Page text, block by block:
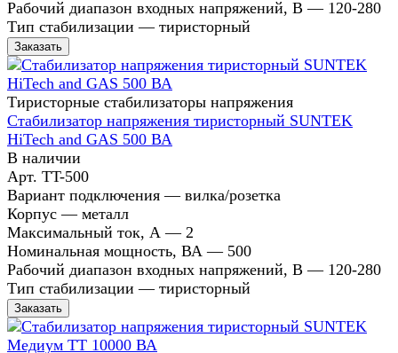
Рабочий диапазон входных напряжений, В— 120-280
Тип стабилизации— тиристорный
Заказать
Тиристорные стабилизаторы напряжения
Стабилизатор напряжения тиристорный SUNTEK
HiTech and GAS 500 ВА
В наличии
Арт. TT-500
Вариант подключения— вилка/розетка
Корпус— металл
Максимальный ток, А— 2
Номинальная мощность, ВА— 500
Рабочий диапазон входных напряжений, В— 120-280
Тип стабилизации— тиристорный
Заказать